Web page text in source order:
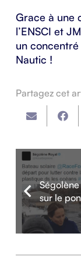
Grace à une
l’ENSCI et
un
Nautic !
Partagez cet
Ségolène
sur le